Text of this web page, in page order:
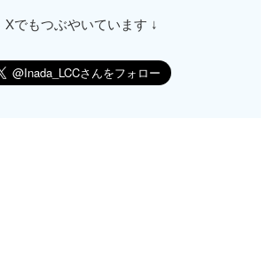
Xでもつぶやいています ↓